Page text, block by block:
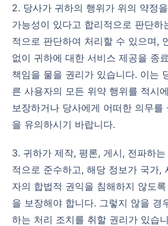
2. 당사가 귀하의 행위가 위의 약정을 위반했거나 위반할
가능성이 있다고 합리적으로 판단하
적으로 판단하여 처리할 수 있으며,
없이 귀하에 대한 서비스 제공을 종
책임을 물을 권리가 있습니다. 이는
른 사용자의 모든 위약 행위를 적시
보장하거나 당사에게 어떠한 의무를
을 유의하시기 바랍니다.
3. 귀하가 제작, 평론, 게시, 전파하는 정보는 법규를 자발
적으로 준수하고, 해당 정보가 국가,
자의 합법적 권익을 침해하지 않도
을 보장해야 합니다. 그렇지 않을 경
하는 처리 조치를 취할 권리가 있습